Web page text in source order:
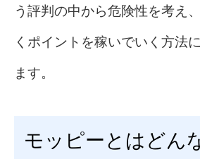
う評判の中から危険性を考え
くポイントを稼いでいく方法
ます。
モッピーとはどん